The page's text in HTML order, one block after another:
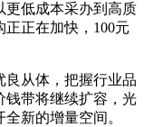
更低成本采办到高质
正在加快，100元
从体，把握行业品
钱带将继续扩容，光
新的增量空间。